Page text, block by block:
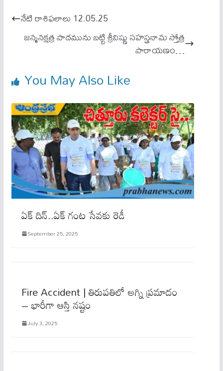
ok A
pp
నేటి రాశిఫలాలు 12.05.25
జన్మనక్షత్ర పాదమును బట్టి శ్రీవిష్ణు సహస్త్రనామ స్తోత్ర
పారాయణం…
You May Also Like
ఏక్ దిన్..ఏక్ గంట సేవకు రెడీ
September 25, 2025
Fire Accident | తిరుప‌తిలో అగ్ని ప్ర‌మాదం
– భారీగా ఆస్తి న‌ష్టం
July 3, 2025